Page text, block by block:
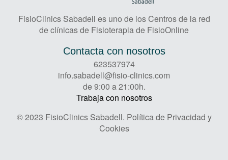
FisioClinics Sabadell es uno de los Centros de la red
de clínicas de Fisioterapia de FisioOnline
Contacta con nosotros
623537974
info.sabadell@fisio-clinics.com
de 9:00 a 21:00h.
Trabaja con nosotros
© 2023 FisioClinics Sabadell. Política de Privacidad y
Cookies